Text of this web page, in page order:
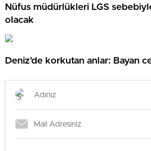
Nüfus müdürlükleri LGS
olacak
Deniz’de korkutan anlar: Bayan